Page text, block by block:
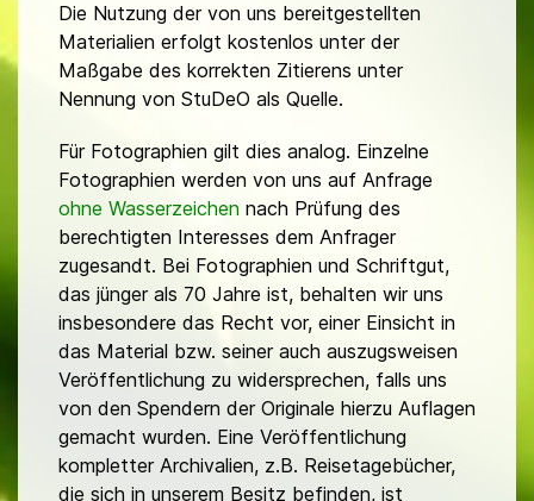
Die Nutzung der von uns bereitgestellten
Materialien erfolgt kostenlos unter der
Maßgabe des korrekten Zitierens unter
Nennung von StuDeO als Quelle.
Für Fotographien gilt dies analog. Einzelne
Fotographien werden von uns auf Anfrage
ohne Wasserzeichen nach Prüfung des
berechtigten Interesses dem Anfrager
zugesandt. Bei Fotographien und Schriftgut,
das jünger als 70 Jahre ist, behalten wir uns
insbesondere das Recht vor, einer Einsicht in
das Material bzw. seiner auch auszugsweisen
Veröffentlichung zu widersprechen, falls uns
von den Spendern der Originale hierzu Auflagen
gemacht wurden. Eine Veröffentlichung
kompletter Archivalien, z.B. Reisetagebücher,
die sich in unserem Besitz befinden, ist